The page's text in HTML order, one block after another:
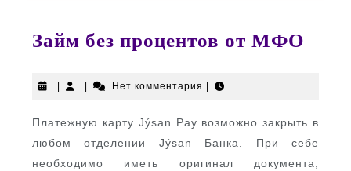
Займ без процентов от МФО
Нет комментария
Платежную карту Jýsan Pay возможно закрыть в
любом отделении Jýsan Банка. При себе
необходимо иметь оригинал документа,